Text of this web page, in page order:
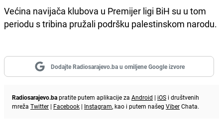
Većina navijača klubova u Premijer ligi BiH su u tom
periodu s tribina pružali podršku palestinskom narodu.
Dodajte Radiosarajevo.ba u omiljene Google izvore
Radiosarajevo.bapratite putem aplikacije za Android | iOS i društvenih
mreža Twitter | Facebook | Instagram, kao i putem našeg ViberChata.